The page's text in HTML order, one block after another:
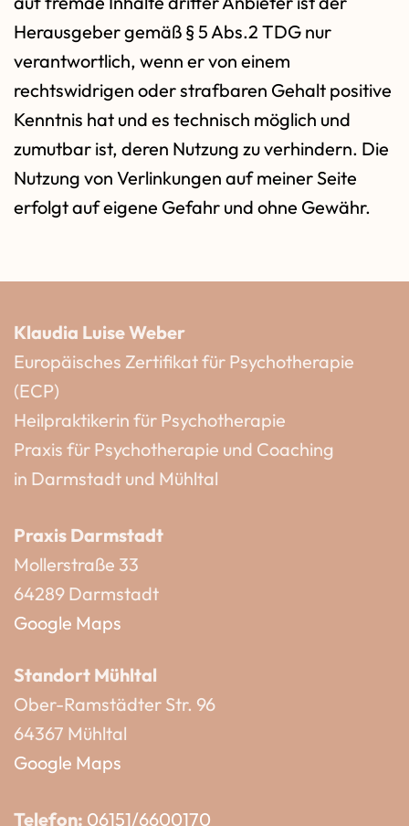
Herausgeber gemäß § 5 Abs.2 TDG nur
verantwortlich, wenn er von einem
rechtswidrigen oder strafbaren Gehalt positive
Kenntnis hat und es technisch möglich und
zumutbar ist, deren Nutzung zu verhindern. Die
Nutzung von Verlinkungen auf meiner Seite
erfolgt auf eigene Gefahr und ohne Gewähr.
Klaudia Luise Weber
Europäisches Zertifikat für Psychotherapie
(ECP)
Heilpraktikerin für Psychotherapie
Praxis für Psychotherapie und Coaching
in Darmstadt und Mühltal
Praxis Darmstadt
Mollerstraße 33
64289 Darmstadt
Google Maps
Standort Mühltal
Ober-Ramstädter Str. 96
64367 Mühltal
Google Maps
Telefon: 06151/6600170